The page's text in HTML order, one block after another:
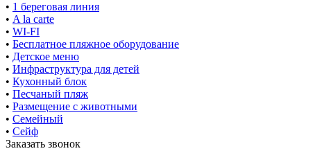
• 1 береговая линия
• A la carte
• WI-FI
• Бесплатное пляжное оборудование
• Детское меню
• Инфраструктура для детей
• Кухонный блок
• Песчаный пляж
• Размещение с животными
• Семейный
• Сейф
Заказать звонок